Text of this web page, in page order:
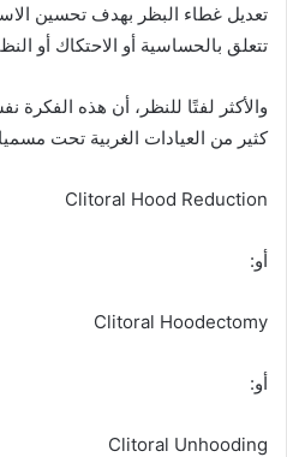
تعديل غطاء البظر بهدف تحسين
تتعلق بالحساسية أو الاحتكاك أو
والأكثر لفتًا للنظر، أن هذه
كثير من العيادات الغربية تحت
Clitoral Hood Reduction
أو:
Clitoral Hoodectomy
أو:
Clitoral Unhooding